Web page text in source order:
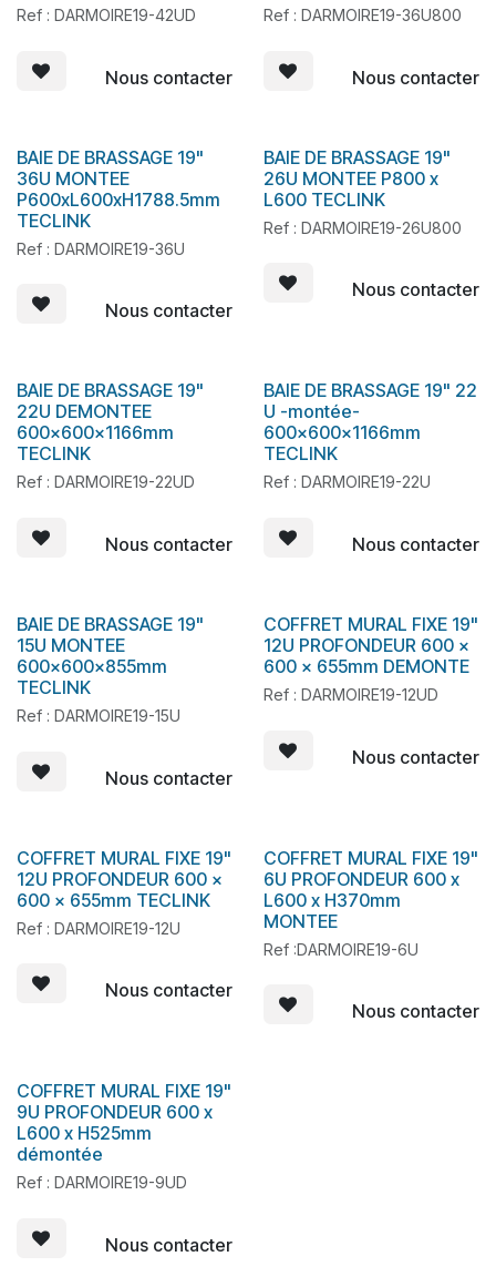
Ref : DARMOIRE19-42UD
Nous contacter
Ref : DARMOIRE19-36U800
Nous contacter
BAIE DE BRASSAGE 19"
36U MONTEE
P600xL600xH1788.5mm
TECLINK
Ref : DARMOIRE19-36U
Nous contacter
BAIE DE BRASSAGE 19"
26U MONTEE P800 x
L600 TECLINK
Ref : DARMOIRE19-26U800
Nous contacter
BAIE DE BRASSAGE 19"
22U DEMONTEE
600x600x1166mm
TECLINK
Ref : DARMOIRE19-22UD
Nous contacter
BAIE DE BRASSAGE 19" 22
U -montée-
600x600x1166mm
TECLINK
Ref : DARMOIRE19-22U
Nous contacter
BAIE DE BRASSAGE 19"
15U MONTEE
600x600x855mm
TECLINK
Ref : DARMOIRE19-15U
Nous contacter
COFFRET MURAL FIXE 19"
12U PROFONDEUR 600 x
600 x 655mm DEMONTE
Ref : DARMOIRE19-12UD
Nous contacter
COFFRET MURAL FIXE 19"
12U PROFONDEUR 600 x
600 x 655mm TECLINK
Ref : DARMOIRE19-12U
Nous contacter
COFFRET MURAL FIXE 19"
6U PROFONDEUR 600 x
L600 x H370mm
MONTEE
Ref :DARMOIRE19-6U
Nous contacter
COFFRET MURAL FIXE 19"
9U PROFONDEUR 600 x
L600 x H525mm
démontée
Ref : DARMOIRE19-9UD
Nous contacter